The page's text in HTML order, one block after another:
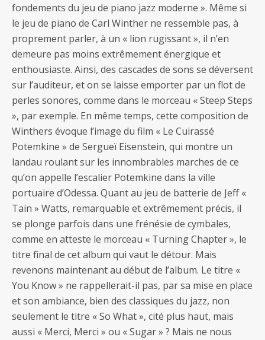
fondements du jeu de piano jazz moderne ». Même si
le jeu de piano de Carl Winther ne ressemble pas, à
proprement parler, à un « lion rugissant », il n’en
demeure pas moins extrêmement énergique et
enthousiaste. Ainsi, des cascades de sons se déversent
sur l’auditeur, et on se laisse emporter par un flot de
perles sonores, comme dans le morceau « Steep Steps
», par exemple. En même temps, cette composition de
Winthers évoque l’image du film « Le Cuirassé
Potemkine » de Sergueï Eisenstein, qui montre un
landau roulant sur les innombrables marches de ce
qu’on appelle l’escalier Potemkine dans la ville
portuaire d’Odessa. Quant au jeu de batterie de Jeff «
Tain » Watts, remarquable et extrêmement précis, il
se plonge parfois dans une frénésie de cymbales,
comme en atteste le morceau « Turning Chapter », le
titre final de cet album qui vaut le détour. Mais
revenons maintenant au début de l’album. Le titre «
You Know » ne rappellerait-il pas, par sa mise en place
et son ambiance, bien des classiques du jazz, non
seulement le titre « So What », cité plus haut, mais
aussi « Merci, Merci » ou « Sugar » ? Mais ne nous